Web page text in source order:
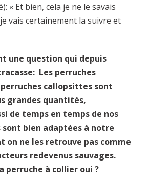
« Et bien, cela je ne le savais
vais certainement la suivre et
une question qui depuis
Les perruches
callopsittes sont
grandes quantités,
de temps en temps de nos
bien adaptées à notre
on ne les retrouve pas comme
redevenus sauvages.
perruche à collier oui ?